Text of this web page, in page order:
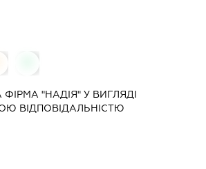
"НАДІЯ" У ВИГЛЯДІ
ВІДПОВІДАЛЬНІСТЮ